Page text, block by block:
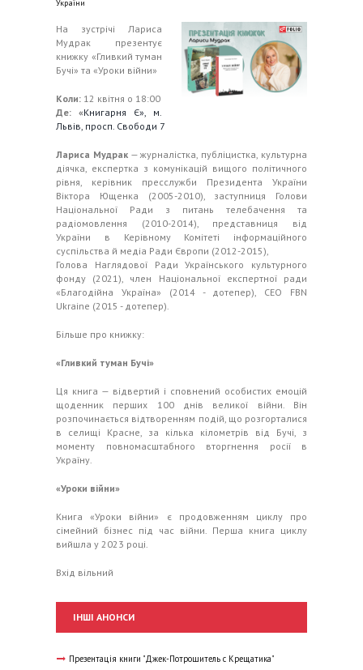
України
На зустрічі Лариса
Мудрак презентує
книжку «Гливкий туман
Бучі» та «Уроки війни»
Коли: 12 квітня о 18:00
Де: «Книгарня Є», м.
Львів, просп. Свободи 7
Лариса Мудрак— журналістка, публіцистка, культурна
діячка, експертка з комунікацій вищого політичного
рівня, керівник пресслужби Президента України
Віктора Ющенка (2005-2010), заступниця Голови
Національної Ради з питань телебачення та
радіомовлення (2010-2014), представниця від
України в Керівному Комітеті інформаційного
суспільства й медіа Ради Європи (2012-2015),
Голова Наглядової Ради Українського культурного
фонду (2021), член Національної експертної ради
«Благодійна Україна» (2014 - дотепер), СЕО FBN
Ukraine (2015 - дотепер).
Більше про книжку:
«Гливкий туман Бучі»
Ця книга — відвертий і сповнений особистих емоцій
щоденник перших 100 днів великої війни. Він
розпочинається відтворенням подій, що розгорталися
в селищі Красне, за кілька кілометрів від Бучі, з
моменту повномасштабного вторгнення росії в
Україну.
«Уроки війни»
Книга «Уроки війни» є продовженням циклу про
сімейний бізнес під час війни. Перша книга циклу
вийшла у 2023 році.
Вхід вільний
ІНШІ АНОНСИ
Презентація книги "Джек-Потрошитель с Крещатика"